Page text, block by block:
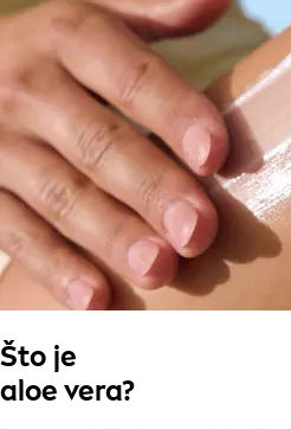
Što je
aloe vera?